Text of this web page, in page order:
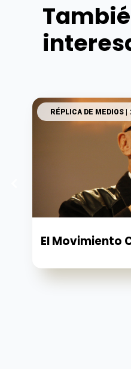
RÉPLICA DE MEDIOS
El Movimiento